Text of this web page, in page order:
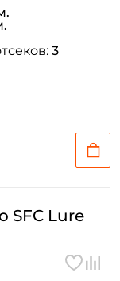
3
SFC Lure
на обработку